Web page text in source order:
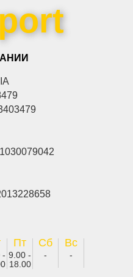
-
Пт
9.00 -
18.00
Сб
-
Вс
-